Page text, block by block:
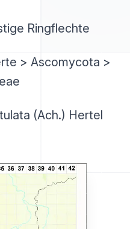
Ringflechte
> Ascomycota >
(Ach.) Hertel